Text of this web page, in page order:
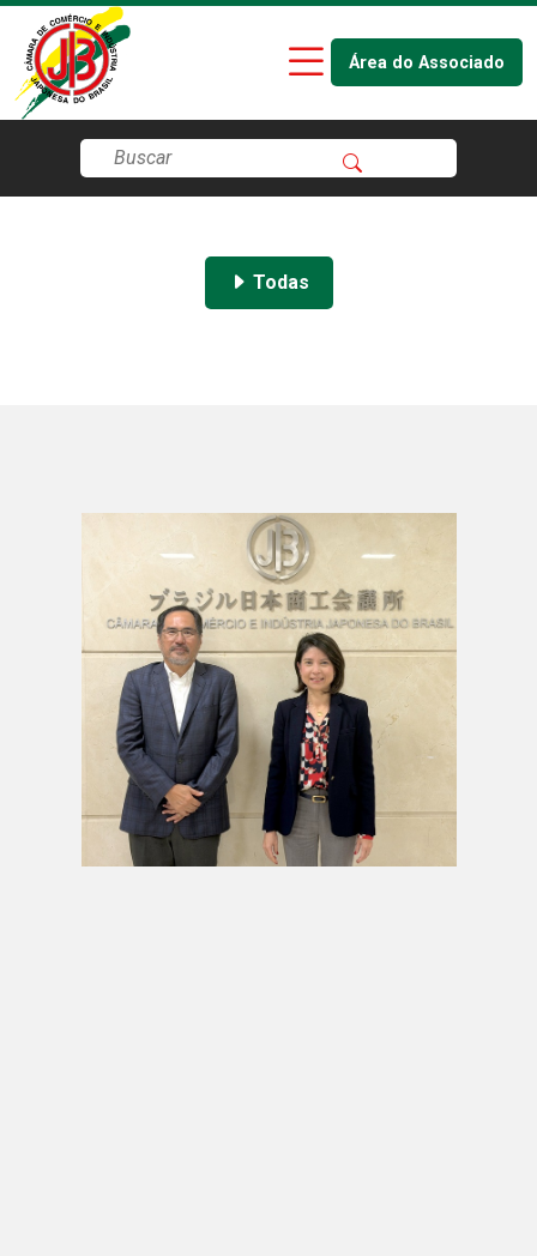
Área do Associado
Todas